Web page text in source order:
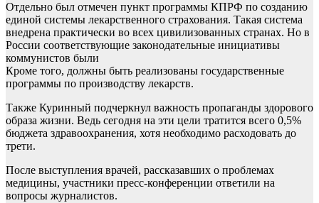
Отдельно был отмечен пункт программы КПРФ по созданию
единой системы лекарственного страхования. Такая система
внедрена практически во всех цивилизованных странах. Но в
России соответствующие законодательные инициативы
коммунистов были
Кроме того, должны быть реализованы государственные
программы по производству лекарств.
Также Куринный подчеркнул важность пропаганды здорового
образа жизни. Ведь сегодня на эти цели тратится всего 0,5%
бюджета здравоохранения, хотя необходимо расходовать до
трети.
После выступления врачей, рассказавших о проблемах
медицины, участники пресс-конференции ответили на
вопросы журналистов.